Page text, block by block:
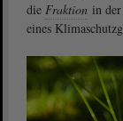
die Fraktion in
eines